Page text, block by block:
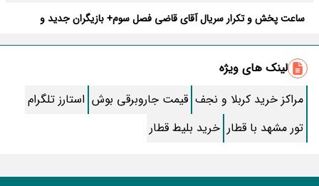
ساعت پخش و تکرار سریال آقای قاضی فصل سوم+ بازیگران جدید و
طرز تهیه سالاد ماکارونی خانگی خوشمزه و لذیذ + آموزش تصویری
طرز تهیه پاستا با سس آلفردو و مرغ فوری + آموزش تصویری پنه
جواب کامل اسم فامیل با “س”
ماه قرمز نشانه آخر دنیا در آسمان ظاهر شد !
جملات زیبا برای بهترین پدر دنیا
لینک های ویژه
مراکز خرید کربلا و نجف قیمت جاروبرقی بوش استارز تلگرام
تور مشهد با قطار خرید بلیط قطار